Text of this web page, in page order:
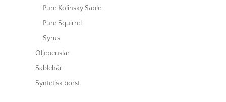
Pure Kolinsky Sable
Pure Squirrel
Syrus
Oljepenslar
Sablehår
Syntetisk borst